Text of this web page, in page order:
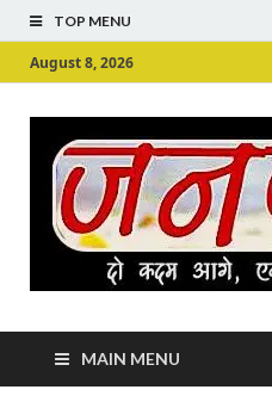
TOP MENU
August 8, 2026
MAIN MENU